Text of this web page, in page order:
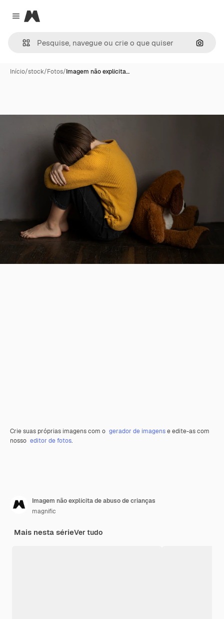
Close menu
Magnific
Início/stock/Fotos/Imagem não explícita…
Crie suas próprias imagens com o gerador de imagense edite-as com
nosso editor de fotos.
Imagem não explícita de abuso de crianças
magnific
Mais nesta sérieVer tudo